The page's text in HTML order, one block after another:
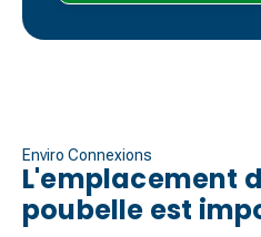
Enviro Connexions
L'emplacement
poubelle est